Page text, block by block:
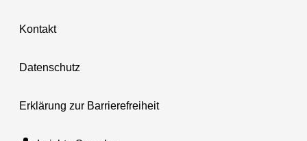
Kontakt
Datenschutz
Erklärung zur Barrierefreiheit